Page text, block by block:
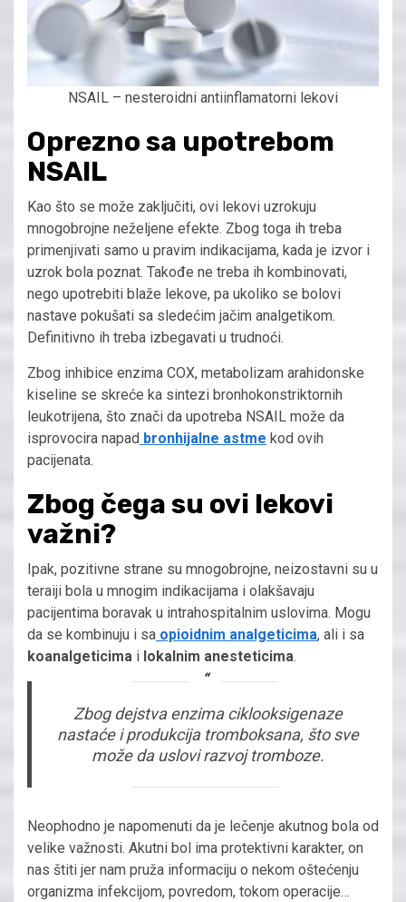
NSAIL – nesteroidni antiinflamatorni lekovi
Oprezno sa upotrebom
NSAIL
Kao što se može zaključiti, ovi lekovi uzrokuju
mnogobrojne neželjene efekte. Zbog toga ih treba
primenjivati samo u pravim indikacijama, kada je izvor i
uzrok bola poznat. Takođe ne treba ih kombinovati,
nego upotrebiti blaže lekove, pa ukoliko se bolovi
nastave pokušati sa sledećim jačim analgetikom.
Definitivno ih treba izbegavati u trudnoći.
Zbog inhibice enzima COX, metabolizam arahidonske
kiseline se skreće ka sintezi bronhokonstriktornih
leukotrijena, što znači da upotreba NSAIL može da
isprovocira napad bronhijalne astme kod ovih
pacijenata.
Zbog čega su ovi lekovi
važni?
Ipak, pozitivne strane su mnogobrojne, neizostavni su u
teraiji bola u mnogim indikacijama i olakšavaju
pacijentima boravak u intrahospitalnim uslovima. Mogu
da se kombinuju i sa opioidnim analgeticima, ali i sa
koanalgeticima i lokalnim anesteticima.
Zbog dejstva enzima ciklooksigenaze
nastaće i produkcija tromboksana, što sve
može da uslovi razvoj tromboze.
Neophodno je napomenuti da je lečenje akutnog bola od
velike važnosti. Akutni bol ima protektivni karakter, on
nas štiti jer nam pruža informaciju o nekom oštećenju
organizma infekcijom, povredom, tokom operacije…